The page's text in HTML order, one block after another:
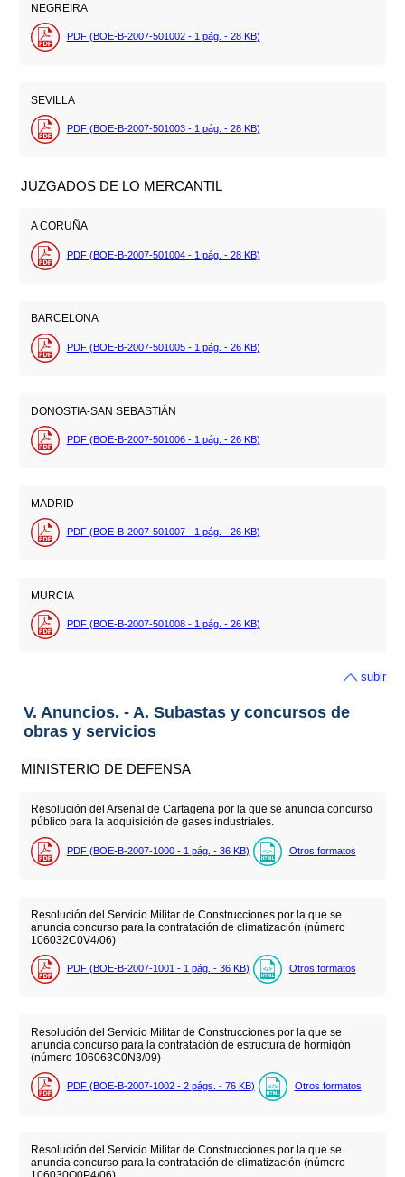
NEGREIRA
PDF (BOE-B-2007-501002 - 1 pág. - 28 KB)
SEVILLA
PDF (BOE-B-2007-501003 - 1 pág. - 28 KB)
JUZGADOS DE LO MERCANTIL
A CORUÑA
PDF (BOE-B-2007-501004 - 1 pág. - 28 KB)
BARCELONA
PDF (BOE-B-2007-501005 - 1 pág. - 26 KB)
DONOSTIA-SAN SEBASTIÁN
PDF (BOE-B-2007-501006 - 1 pág. - 26 KB)
MADRID
PDF (BOE-B-2007-501007 - 1 pág. - 26 KB)
MURCIA
PDF (BOE-B-2007-501008 - 1 pág. - 26 KB)
subir
V. Anuncios. - A. Subastas y concursos de
obras y servicios
MINISTERIO DE DEFENSA
Resolución del Arsenal de Cartagena por la que se anuncia concurso
público para la adquisición de gases industriales.
PDF (BOE-B-2007-1000 - 1 pág. - 36 KB) Otros formatos
Resolución del Servicio Militar de Construcciones por la que se
anuncia concurso para la contratación de climatización (número
106032C0V4/06)
PDF (BOE-B-2007-1001 - 1 pág. - 36 KB) Otros formatos
Resolución del Servicio Militar de Construcciones por la que se
anuncia concurso para la contratación de estructura de hormigón
(número 106063C0N3/09)
PDF (BOE-B-2007-1002 - 2 págs. - 76 KB) Otros formatos
Resolución del Servicio Militar de Construcciones por la que se
anuncia concurso para la contratación de climatización (número